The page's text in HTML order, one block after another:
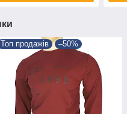
Топ продажів –50%